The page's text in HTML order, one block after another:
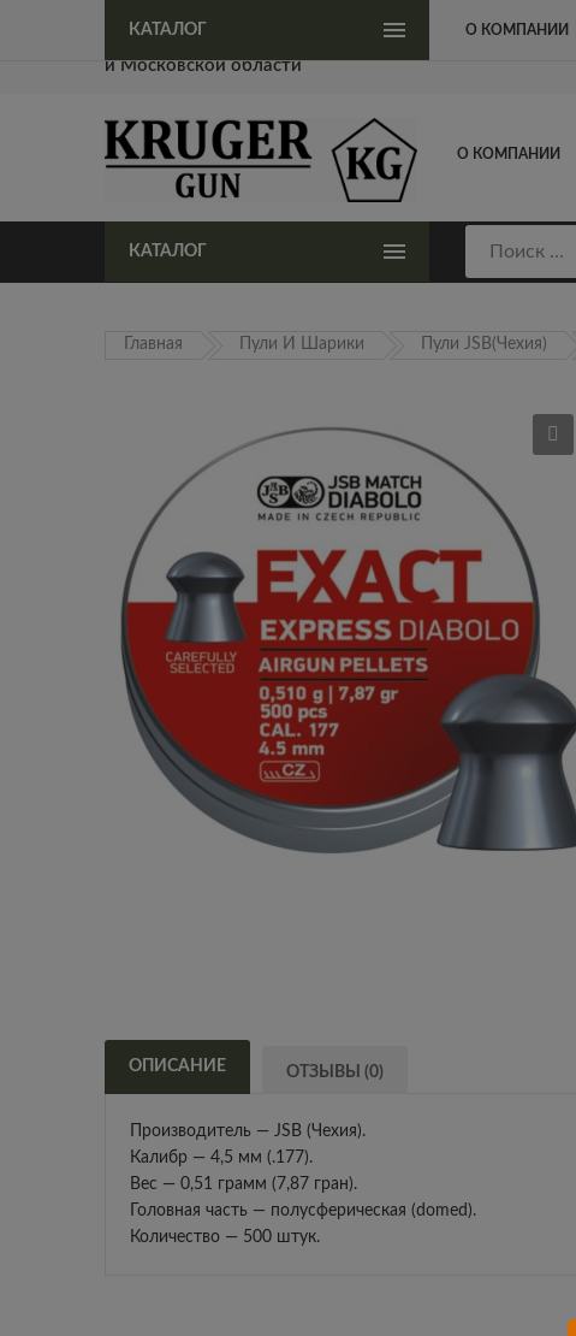
Официальный представитель KrugerGun в Москве
и Московской области
О КОМПАНИИ
КАТАЛОГ
КАТАЛОГ О КОМПАНИИ
Главная Пули И Шарики Пули JSB(Чехия)
ОПИСАНИЕ ОТЗЫВЫ (0)
Производитель — JSB (Чехия).
Калибр — 4,5 мм (.177).
Вес — 0,51 грамм (7,87 гран).
Головная часть — полусферическая (domed).
Количество — 500 штук.